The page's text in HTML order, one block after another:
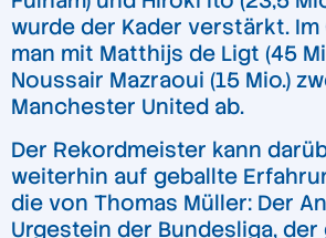
wurde der Kader verstärkt. Im
man mit Matthijs de Ligt (45
Noussair Mazraoui (15 Mio.)
Manchester United ab.
Der Rekordmeister kann
weiterhin auf geballte
die von Thomas Müller: Der
Urgestein der Bundesliga, der